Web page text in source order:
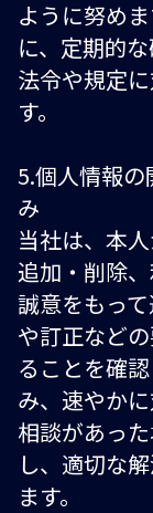
ように努め
に、定期的
法令や規定
す。
5.個人情報
み
当社は、本
追加・削除
誠意をもっ
や訂正など
ることを確
み、速やか
相談があっ
し、適切な
ます。